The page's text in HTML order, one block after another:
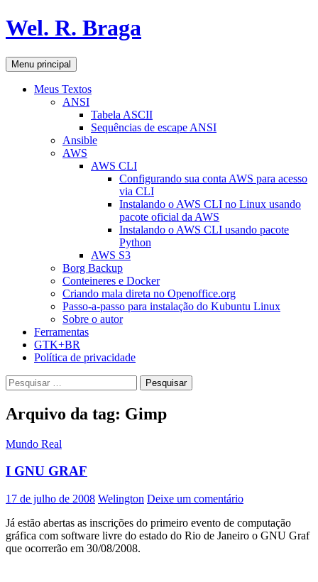
Pular
para
conteúdo
Wel. R. Braga
Pesquisar
Menu principal
Meus Textos
ANSI
Tabela ASCII
Sequências de escape ANSI
Ansible
AWS
AWS CLI
Configurando sua conta AWS para acesso
via CLI
Instalando o AWS CLI no Linux usando
pacote oficial da AWS
Instalando o AWS CLI usando pacote
Python
AWS S3
Borg Backup
Conteineres e Docker
Criando mala direta no Openoffice.org
Passo-a-passo para instalação do Kubuntu Linux
Sobre o autor
Ferramentas
GTK+BR
Política de privacidade
Pesquisar
por:
Arquivo da tag: Gimp
Mundo Real
I GNU GRAF
17 de julho de 2008 Welington Deixe um comentário
Já estão abertas as inscrições do primeiro evento de computação
gráfica com software livre do estado do Rio de Janeiro o GNU Graf
que ocorrerão em 30/08/2008.